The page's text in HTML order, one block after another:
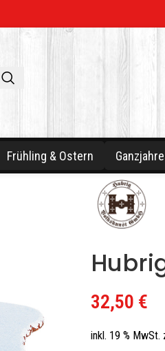
Frühling & Ostern
32,50 €
inkl. 19 % MwSt.